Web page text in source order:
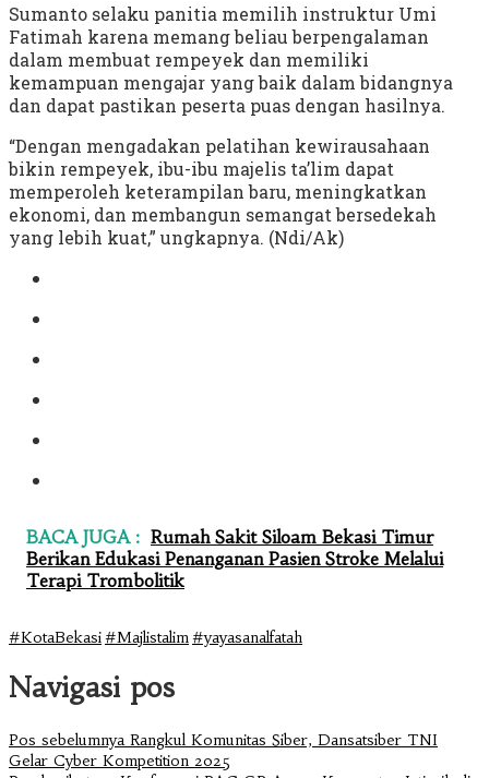
Sumanto selaku panitia memilih instruktur Umi
Fatimah karena memang beliau berpengalaman
dalam membuat rempeyek dan memiliki
kemampuan mengajar yang baik dalam bidangnya
dan dapat pastikan peserta puas dengan hasilnya.
“Dengan mengadakan pelatihan kewirausahaan
bikin rempeyek, ibu-ibu majelis ta’lim dapat
memperoleh keterampilan baru, meningkatkan
ekonomi, dan membangun semangat bersedekah
yang lebih kuat,” ungkapnya. (Ndi/Ak)
BACA JUGA : Rumah Sakit Siloam Bekasi Timur
Berikan Edukasi Penanganan Pasien Stroke Melalui
Terapi Trombolitik
#KotaBekasi#Majlistalim#yayasanalfatah
Navigasi pos
Pos sebelumnyaRangkul Komunitas Siber, Dansatsiber TNI
Gelar Cyber Kompetition 2025